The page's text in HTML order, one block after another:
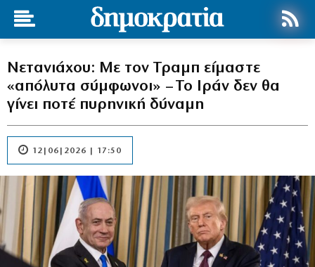
Νετανιάχου: Με τον Τραμπ είμαστε
«απόλυτα σύμφωνοι» – Το Ιράν δεν θα
γίνει ποτέ πυρηνική δύναμη
12|06|2026 | 17:50